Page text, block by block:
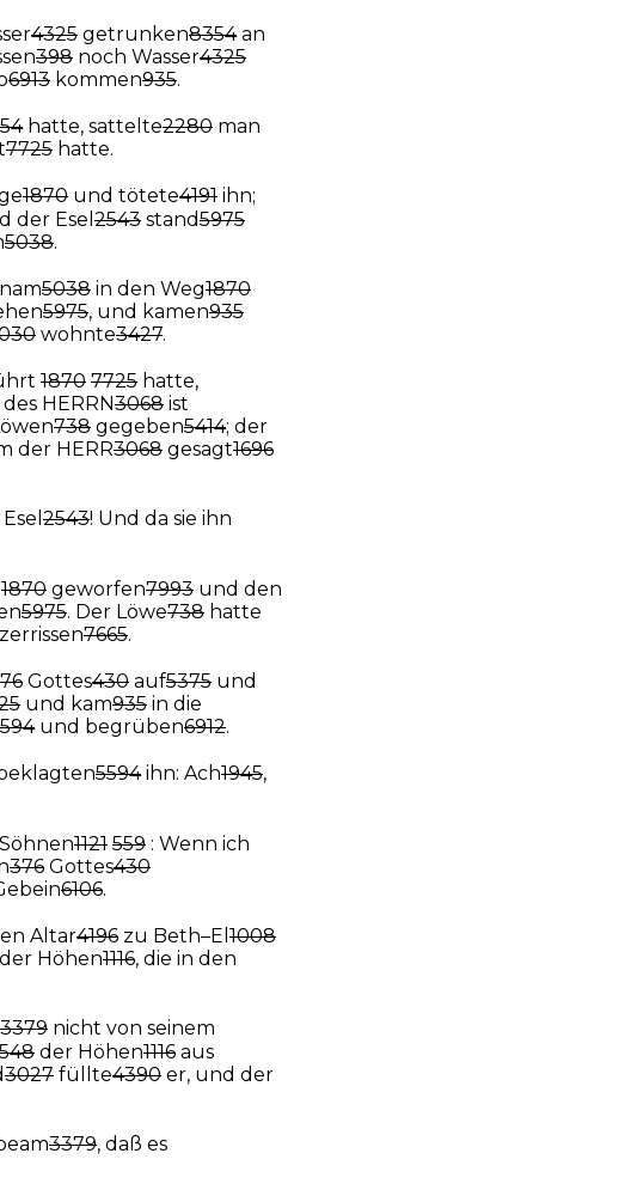
4325 getrunken8354an
398 noch Wasser4325
6913 kommen935.
hatte, sattelte2280 man
7725 hatte.
1870 und tötete4191 ihn;
der Esel 2543 stand5975
5038.
5038 in den Weg1870
5975, und kamen935
wohnte3427.
1870 7725 hatte,
des HERRN3068 ist
738 gegeben5414; der
der HERR3068 gesagt1696
2543! Und da sie ihn
1870 geworfen7993 und den
5975. Der Löwe738 hatte
7665.
Gottes430 auf5375 und
und kam935 in die
und begrüben6912.
5594ihn: Ach1945,
1121 559 : Wenn ich
376 Gottes430
6106.
Altar4196 zu Beth–El 1008
Höhen1116, die in den
3379 nicht von seinem
der Höhen1116 aus
3027 füllte4390 er, und der
3379, daß es